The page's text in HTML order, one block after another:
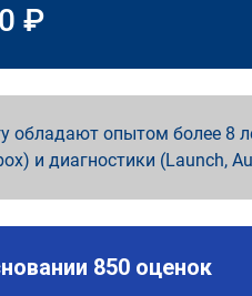
₽
обладают опытом более 8
и диагностики (Launch,
850 оценок